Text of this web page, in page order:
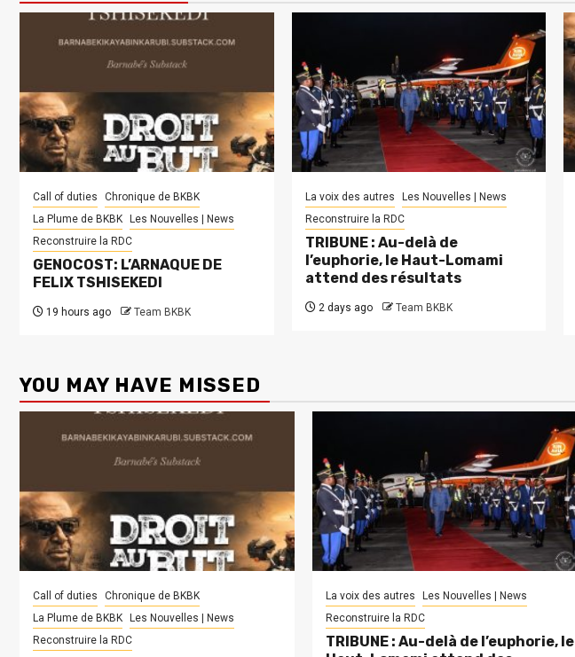
Call of duties
Chronique de BKBK
La Plume de BKBK
Les Nouvelles | News
Reconstruire la RDC
GENOCOST: L’ARNAQUE DE
FELIX TSHISEKEDI
19 hours ago Team BKBK
La voix des autres
Les Nouvelles | News
Reconstruire la RDC
TRIBUNE : Au-delà de
l’euphorie, le Haut-Lomami
attend des résultats
2 days ago Team BKBK
YOU MAY HAVE MISSED
Call of duties
Chronique de BKBK
La Plume de BKBK
Les Nouvelles | News
Reconstruire la RDC
La voix des autres
Les Nouvelles | News
Reconstruire la RDC
TRIBUNE : Au-delà de l’euphorie, le